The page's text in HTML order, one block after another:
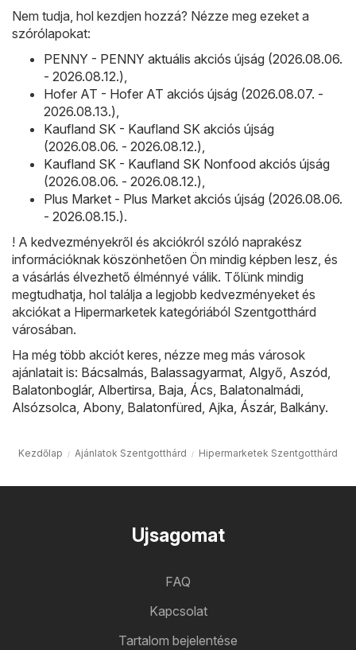
Nem tudja, hol kezdjen hozzá? Nézze meg ezeket a
szórólapokat:
PENNY - PENNY aktuális akciós újság (2026.08.06.
- 2026.08.12.),
Hofer AT - Hofer AT akciós újság (2026.08.07. -
2026.08.13.),
Kaufland SK - Kaufland SK akciós újság
(2026.08.06. - 2026.08.12.),
Kaufland SK - Kaufland SK Nonfood akciós újság
(2026.08.06. - 2026.08.12.),
Plus Market - Plus Market akciós újság (2026.08.06.
- 2026.08.15.).
! A kedvezményekről és akciókról szóló naprakész
információknak köszönhetően Ön mindig képben lesz, és
a vásárlás élvezhető élménnyé válik. Tőlünk mindig
megtudhatja, hol találja a legjobb kedvezményeket és
akciókat a Hipermarketek kategóriából Szentgotthárd
városában.
Ha még több akciót keres, nézze meg más városok
ajánlatait is: Bácsalmás, Balassagyarmat, Algyő, Aszód,
Balatonboglár, Albertirsa, Baja, Ács, Balatonalmádi,
Alsózsolca, Abony, Balatonfüred, Ajka, Ászár, Balkány.
Kezdőlap Ajánlatok Szentgotthárd Hipermarketek Szentgotthárd
Ujsagomat
FAQ
Kapcsolat
Tartalom bejelentése